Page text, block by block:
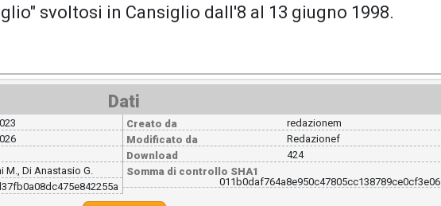
svoltosi in Cansiglio dall'8 al 13 giugno 1998.
Dati
M., Di Anastasio G.
Creato da
redazionem
Modificato da
Redazionef
Download
424
Somma di controllo SHA1
011b0daf764a8e950c47805cc138789ce0cf3e06